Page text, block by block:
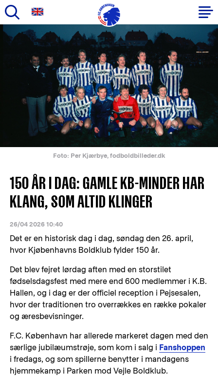
Gå
hovedindhold
Primær
navigation
Foto: Per Kjærbye, fodboldbilleder.dk
150 ÅR I DAG: GAMLE KB-MINDER HAR
KLANG, SOM ALTID KLINGER
26/04 2026 10:40
Det er en historisk dag i dag, søndag den 26. april,
hvor Kjøbenhavns Boldklub fylder 150 år.
Det blev fejret lørdag aften med en storstilet
fødselsdagsfest med mere end 600 medlemmer i K.B.
Hallen, og i dag er der officiel reception i Pejsesalen,
hvor der traditionen tro overrækkes en række pokaler
og æresbevisninger.
F.C. København har allerede markeret dagen med den
særlige jubilæumstrøje, som kom i salg i Fanshoppen
i fredags, og som spillerne benytter i mandagens
hjemmekamp i Parken mod Vejle Boldklub.